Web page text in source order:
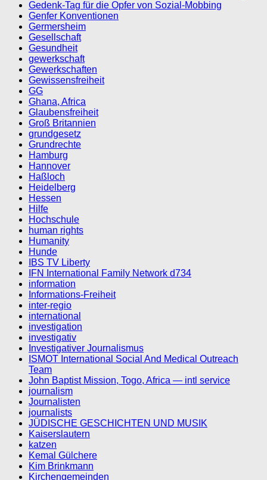
Gedenk-Tag für die Opfer von Sozial-Mobbing
Genfer Konventionen
Germersheim
Gesellschaft
Gesundheit
gewerkschaft
Gewerkschaften
Gewissensfreiheit
GG
Ghana, Africa
Glaubensfreiheit
Groß Britannien
grundgesetz
Grundrechte
Hamburg
Hannover
Haßloch
Heidelberg
Hessen
Hilfe
Hochschule
human rights
Humanity
Hunde
IBS TV Liberty
IFN International Family Network d734
information
Informations-Freiheit
inter-regio
international
investigation
investigativ
Investigativer Journalismus
ISMOT International Social And Medical Outreach
Team
John Baptist Mission, Togo, Africa — intl service
journalism
Journalisten
journalists
JÜDISCHE GESCHICHTEN UND MUSIK
Kaiserslautern
katzen
Kemal Gülchere
Kim Brinkmann
Kirchengemeinden